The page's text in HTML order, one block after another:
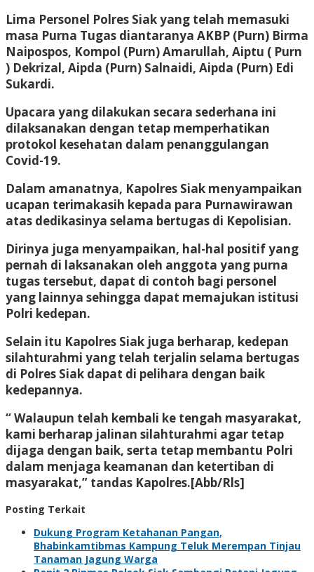
Lima Personel Polres Siak yang telah memasuki
masa Purna Tugas diantaranya AKBP (Purn) Birma
Naipospos, Kompol (Purn) Amarullah, Aiptu ( Purn
) Dekrizal, Aipda (Purn) Salnaidi, Aipda (Purn) Edi
Sukardi.
Upacara yang dilakukan secara sederhana ini
dilaksanakan dengan tetap memperhatikan
protokol kesehatan dalam penanggulangan
Covid-19.
Dalam amanatnya, Kapolres Siak menyampaikan
ucapan terimakasih kepada para Purnawirawan
atas dedikasinya selama bertugas di Kepolisian.
Dirinya juga menyampaikan, hal-hal positif yang
pernah di laksanakan oleh anggota yang purna
tugas tersebut, dapat di contoh bagi personel
yang lainnya sehingga dapat memajukan istitusi
Polri kedepan.
Selain itu Kapolres Siak juga berharap, kedepan
silahturahmi yang telah terjalin selama bertugas
di Polres Siak dapat di pelihara dengan baik
kedepannya.
“ Walaupun telah kembali ke tengah masyarakat,
kami berharap jalinan silahturahmi agar tetap
dijaga dengan baik, serta tetap membantu Polri
dalam menjaga keamanan dan ketertiban di
masyarakat,” tandas Kapolres.[Abb/Rls]
Posting Terkait
Dukung Program Ketahanan Pangan,
Bhabinkamtibmas Kampung Teluk Merempan Tinjau
Tanaman Jagung Warga